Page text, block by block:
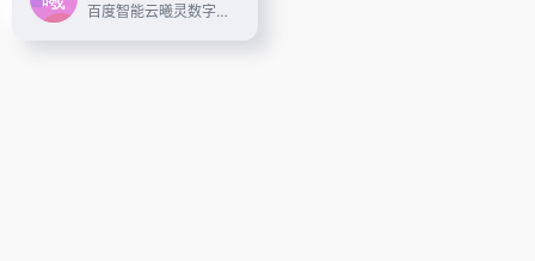
百度智能云曦灵数字人平台，该平台提供数字人形象定制、数字人直播、视频、对话等多场景应用服务。用户可以通过曦灵数字人平台体验极致开播效率和卓越带货体验的视频及直播服务、实现数字人资产一站式管理、声音克隆与2D高清人像克隆小时级高效产出、文生超写实3D数字人等数字人服务